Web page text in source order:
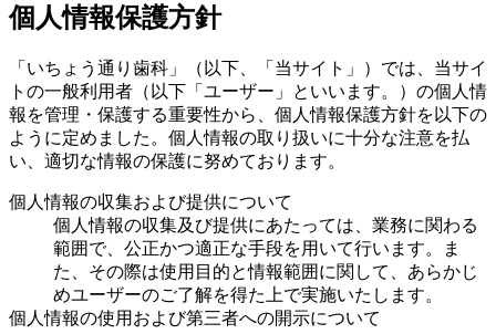
個人情報保護方針
「いちょう通り歯科」（以下、「当サイト」）では、当サイ
トの一般利用者（以下「ユーザー」といいます。）の個人情
報を管理・保護する重要性から、個人情報保護方針を以下の
ように定めました。個人情報の取り扱いに十分な注意を払
い、適切な情報の保護に努めております。
個人情報の収集および提供について
個人情報の収集及び提供にあたっては、業務に関わる
範囲で、公正かつ適正な手段を用いて行います。ま
た、その際は使用目的と情報範囲に関して、あらかじ
めユーザーのご了解を得た上で実施いたします。
個人情報の使用および第三者への開示について